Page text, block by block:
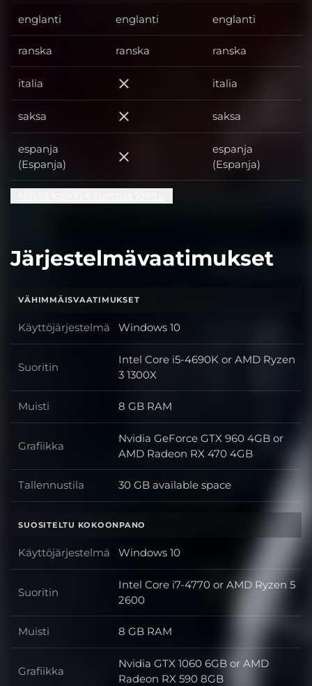
englanti englanti englanti
ranska ranska ranska
italia italia italia
saksa saksa saksa
espanja
(Espanja)
espanja (Espanja)
espanja
(Espanja)
Järjestelmävaatimukset
VÄHIMMÄISVAATIMUKSET
Käyttöjärjestelmä Käyttöjärjestelmä
Windows 10
Suoritin Suoritin
Intel Core i5-4690K or AMD Ryzen
3 1300X
Muisti Muisti
8 GB RAM
Grafiikka Grafiikka
Nvidia GeForce GTX 960 4GB or
AMD Radeon RX 470 4GB
Tallennustila Tallennustila
30 GB available space
SUOSITELTU KOKOONPANO
Käyttöjärjestelmä Käyttöjärjestelmä
Windows 10
Suoritin Suoritin
Intel Core i7-4770 or AMD Ryzen 5
2600
Muisti Muisti
8 GB RAM
Grafiikka Grafiikka
Nvidia GTX 1060 6GB or AMD
Radeon RX 590 8GB